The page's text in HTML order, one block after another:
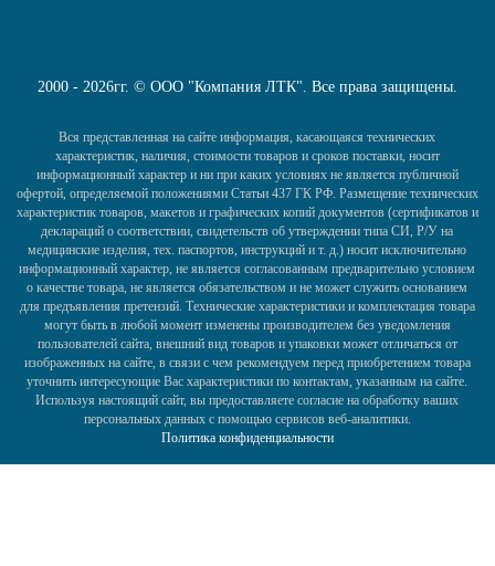
2000 - 2026гг. © ООО "Компания ЛТК". Все права защищены.
Вся представленная на сайте информация, касающаяся технических
характеристик, наличия, стоимости товаров и сроков поставки, носит
информационный характер и ни при каких условиях не является публичной
офертой, определяемой положениями Статьи 437 ГК РФ. Размещение технических
характеристик товаров, макетов и графических копий документов (сертификатов и
деклараций о соответствии, свидетельств об утверждении типа СИ, Р/У на
медицинские изделия, тех. паспортов, инструкций и т. д.) носит исключительно
информационный характер, не является согласованным предварительно условием
о качестве товара, не является обязательством и не может служить основанием
для предъявления претензий. Технические характеристики и комплектация товара
могут быть в любой момент изменены производителем без уведомления
пользователей сайта, внешний вид товаров и упаковки может отличаться от
изображенных на сайте, в связи с чем рекомендуем перед приобретением товара
уточнить интересующие Вас характеристики по контактам, указанным на сайте.
Используя настоящий сайт, вы предоставляете согласие на обработку ваших
персональных данных с помощью сервисов веб-аналитики.
Политика конфиденциальности